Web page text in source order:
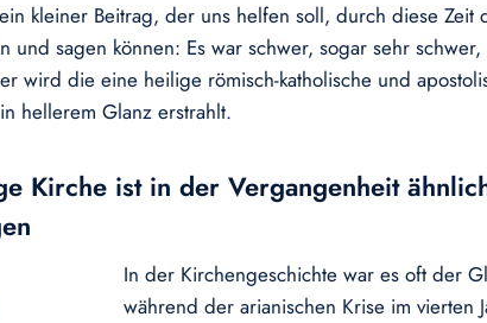
kleiner Beitrag, der uns helfen soll, durch diese
und sagen können: Es war schwer, sogar sehr
wird die eine heilige römisch-katholische und
hellerem Glanz erstrahlt.
Kirche ist in der Vergangenheit
In der Kirchengeschichte war es oft der
während der arianischen Krise im vierten